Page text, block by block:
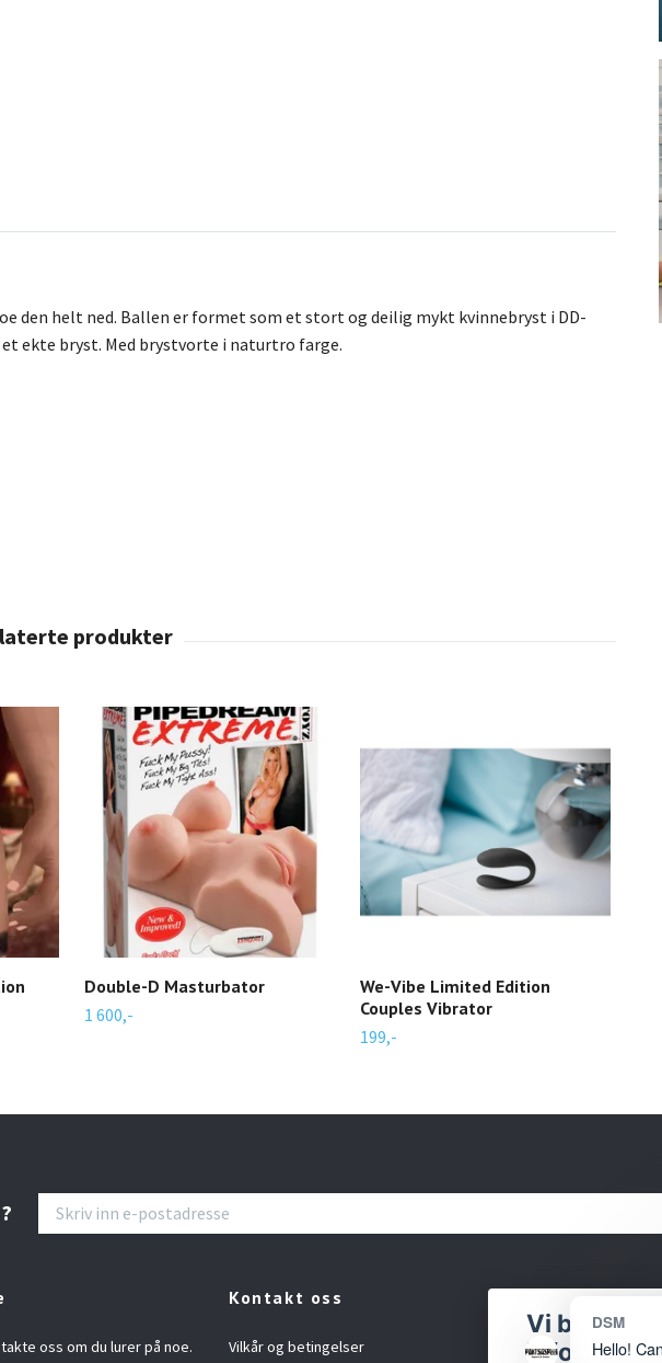
den helt ned. Ballen er formet som et stort og deilig mykt kvinnebryst i DD-
ekte bryst. Med brystvorte i naturtro farge.
Double-D Masturbator
1 600,-
We-Vibe Limited Edition
Couples Vibrator
199,-
oss om du lurer på noe.
Kontakt oss
Vilkår og betingelser Facebook
Vi bruker
DSM
Hello!